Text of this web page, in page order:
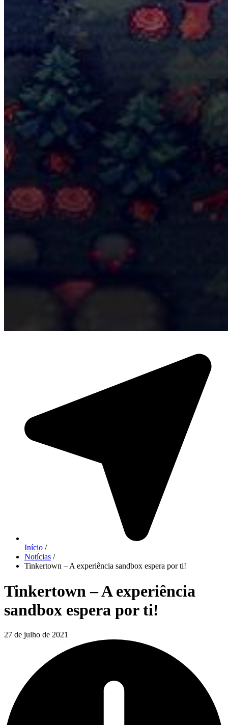
Início /
Notícias /
Tinkertown – A experiência sandbox espera por ti!
Tinkertown – A experiência
sandbox espera por ti!
27 de julho de 2021